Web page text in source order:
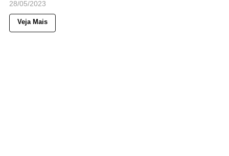
28/05/2023
Veja Mais